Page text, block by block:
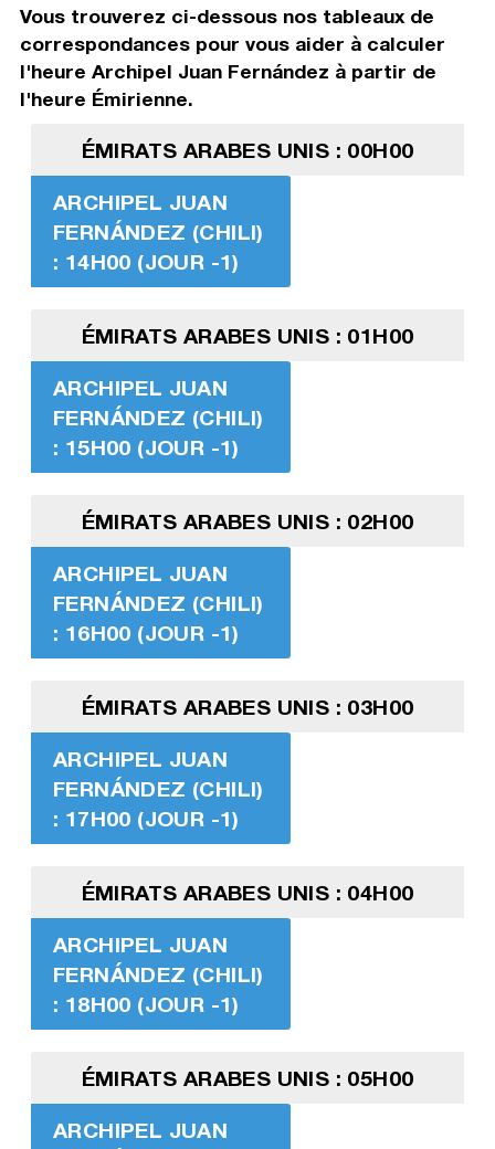
Vous trouverez ci-dessous nos tableaux de
correspondances pour vous aider à calculer
l'heure Archipel Juan Fernández à partir de
l'heure Émirienne.
ÉMIRATS ARABES UNIS : 00H00
ARCHIPEL JUAN
FERNÁNDEZ (CHILI)
: 14H00 (JOUR -1)
ÉMIRATS ARABES UNIS : 01H00
ARCHIPEL JUAN
FERNÁNDEZ (CHILI)
: 15H00 (JOUR -1)
ÉMIRATS ARABES UNIS : 02H00
ARCHIPEL JUAN
FERNÁNDEZ (CHILI)
: 16H00 (JOUR -1)
ÉMIRATS ARABES UNIS : 03H00
ARCHIPEL JUAN
FERNÁNDEZ (CHILI)
: 17H00 (JOUR -1)
ÉMIRATS ARABES UNIS : 04H00
ARCHIPEL JUAN
FERNÁNDEZ (CHILI)
: 18H00 (JOUR -1)
ÉMIRATS ARABES UNIS : 05H00
ARCHIPEL JUAN